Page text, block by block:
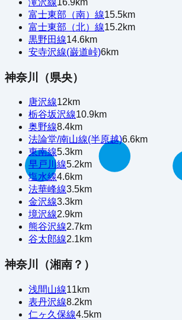
滝沢線16.9km
富士東部（南）線15.5km
富士東部（北）線15.2km
黒野田線14.6km
安寺沢線(巌道峠)6km
神奈川（県央）
唐沢線12km
栃谷坂沢線10.9km
奥野線8.4km
法論堂/南山線(半原越)6.6km
東南線5.3km
早戸川線5.2km
塩水線4.6km
法華峰線3.5km
金沢線3.3km
境沢線2.9km
熊谷沢線2.7km
谷太郎線2.1km
神奈川（湘南？）
浅間山線11km
表丹沢線8.2km
仁ヶ久保線4.5km